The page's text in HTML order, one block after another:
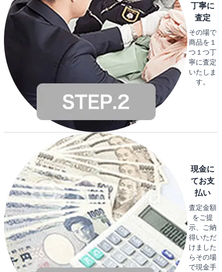
丁寧に
査定
その場で
商品を１
つ１つ丁
寧に査定
いたしま
す。
現金に
てお支
払い
査定金額
をご提
示、ご納
得いただ
けました
らその場
で現金手